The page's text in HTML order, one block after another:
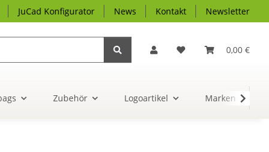
JuCad Konfigurator News Kontakt Newsletter
0,00 €
Zubehör Logoartikel Marken